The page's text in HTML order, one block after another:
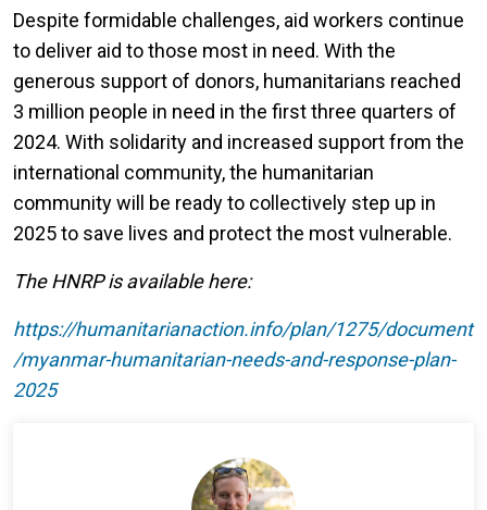
Despite formidable challenges, aid workers continue
to deliver aid to those most in need. With the
generous support of donors, humanitarians reached
3 million people in need in the first three quarters of
2024. With solidarity and increased support from the
international community, the humanitarian
community will be ready to collectively step up in
2025 to save lives and protect the most vulnerable.
The HNRP is available here:
https://humanitarianaction.info/plan/1275/document
/myanmar-humanitarian-needs-and-response-plan-
2025